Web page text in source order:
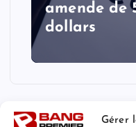
Gérer
amende de
dollars